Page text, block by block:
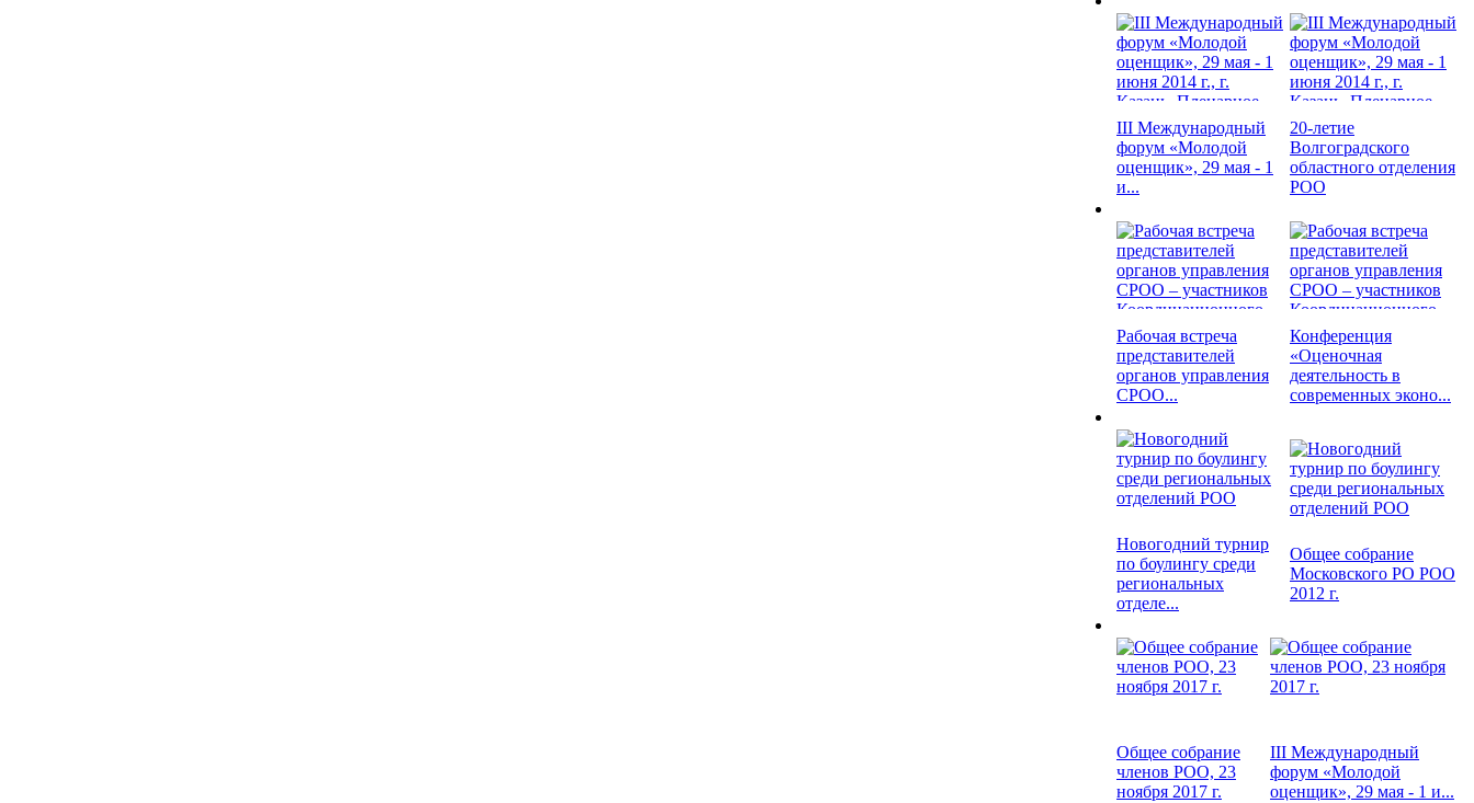
III Международный
форум «Молодой
оценщик», 29 мая - 1
и...
20-летие
Волгоградского
областного отделения
РОО
Рабочая встреча
представителей
органов управления
СРОО...
Конференция
«Оценочная
деятельность в
современных эконо...
Новогодний турнир
по боулингу среди
региональных
отделе...
Общее собрание
Московского РО РОО
2012 г.
Общее собрание
членов РОО, 23
ноября 2017 г.
III Международный
форум «Молодой
оценщик», 29 мая - 1 и...